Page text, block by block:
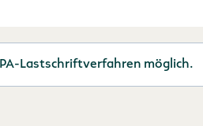
Lastschriftverfahren möglich.